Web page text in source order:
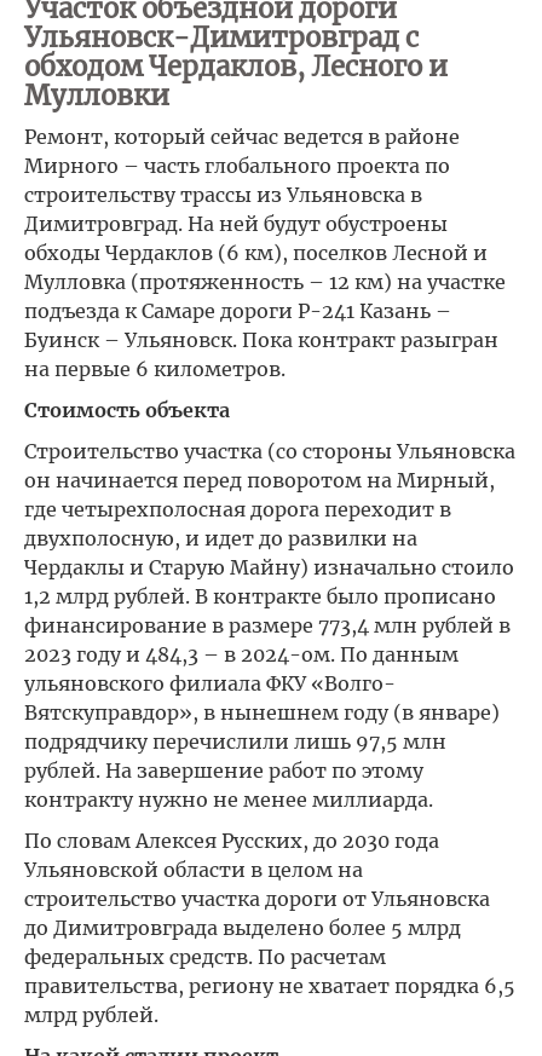
Участок объездной дороги
Ульяновск-Димитровград с
обходом Чердаклов, Лесного и
Мулловки
Ремонт, который сейчас ведется в районе
Мирного – часть глобального проекта по
строительству трассы из Ульяновска в
Димитровград. На ней будут обустроены
обходы Чердаклов (6 км), поселков Лесной и
Мулловка (протяженность – 12 км) на участке
подъезда к Самаре дороги Р-241 Казань –
Буинск – Ульяновск. Пока контракт разыгран
на первые 6 километров.
Стоимость объекта
Строительство участка (со стороны Ульяновска
он начинается перед поворотом на Мирный,
где четырехполосная дорога переходит в
двухполосную, и идет до развилки на
Чердаклы и Старую Майну) изначально стоило
1,2 млрд рублей. В контракте было прописано
финансирование в размере 773,4 млн рублей в
2023 году и 484,3 – в 2024-ом. По данным
ульяновского филиала ФКУ «Волго-
Вятскуправдор», в нынешнем году (в январе)
подрядчику перечислили лишь 97,5 млн
рублей. На завершение работ по этому
контракту нужно не менее миллиарда.
По словам Алексея Русских, до 2030 года
Ульяновской области в целом на
строительство участка дороги от Ульяновска
до Димитровграда выделено более 5 млрд
федеральных средств. По расчетам
правительства, региону не хватает порядка 6,5
млрд рублей.